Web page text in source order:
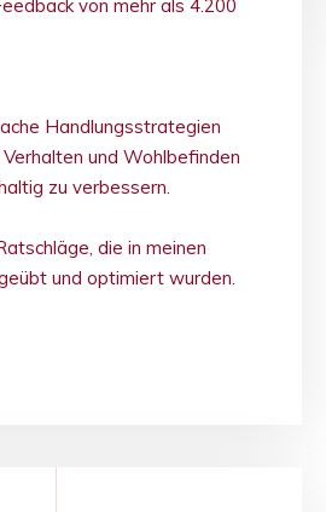
von mehr als 4.200
Handlungsstrategien
und Wohlbefinden
zu verbessern.
die in meinen
und optimiert wurden.